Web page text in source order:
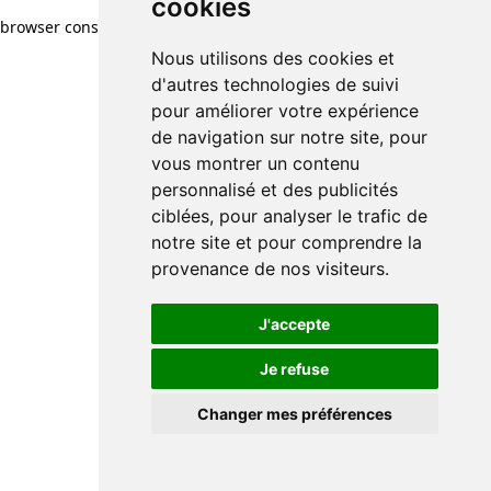
cookies
Nous utilisons des cookies et
d'autres technologies de suivi
pour améliorer votre expérience
de navigation sur notre site, pour
vous montrer un contenu
personnalisé et des publicités
ciblées, pour analyser le trafic de
notre site et pour comprendre la
provenance de nos visiteurs.
J'accepte
Je refuse
Changer mes préférences
browser console for more information)